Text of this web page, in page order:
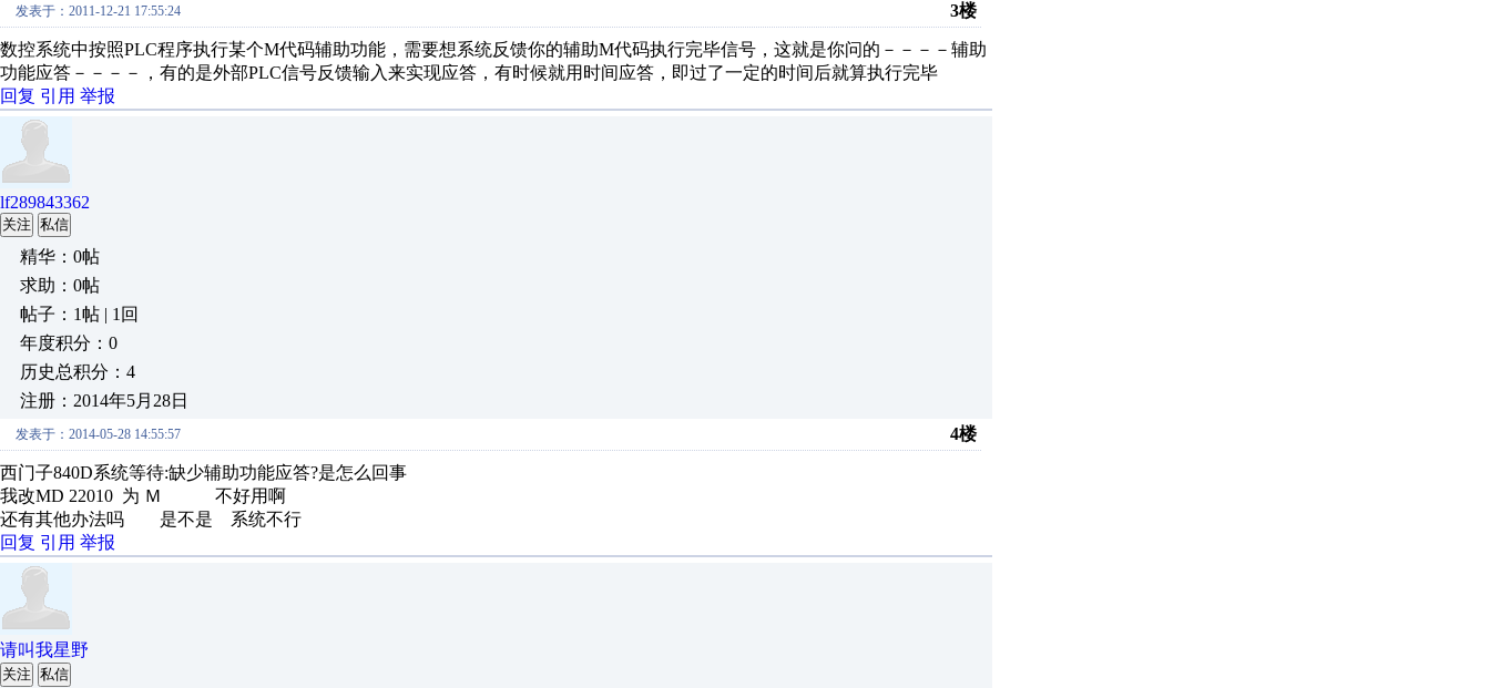
发表于：2011-12-21 17:55:24 3楼
数控系统中按照PLC程序执行某个M代码辅助功能，需要想系统反馈你的辅助M代码执行完毕信号，这就是你问的－－－－辅助
功能应答－－－－，有的是外部PLC信号反馈输入来实现应答，有时候就用时间应答，即过了一定的时间后就算执行完毕
回复 引用 举报
lf289843362
关注 私信
精华：0帖
求助：0帖
帖子：1帖 | 1回
年度积分：0
历史总积分：4
注册：2014年5月28日
发表于：2014-05-28 14:55:57 4楼
西门子840D系统等待:缺少辅助功能应答?是怎么回事
我改MD 22010 为 Ｍ 不好用啊
还有其他办法吗 是不是 系统不行
回复 引用 举报
请叫我星野
关注 私信